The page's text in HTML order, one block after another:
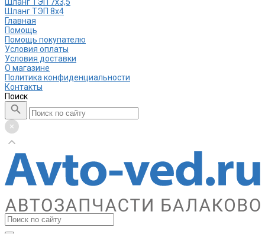
Шланг ТЭП 7х3,5
Шланг ТЭП 8х4
Главная
Помощь
Помощь покупателю
Условия оплаты
Условия доставки
О магазине
Политика конфиденциальности
Контакты
Поиск